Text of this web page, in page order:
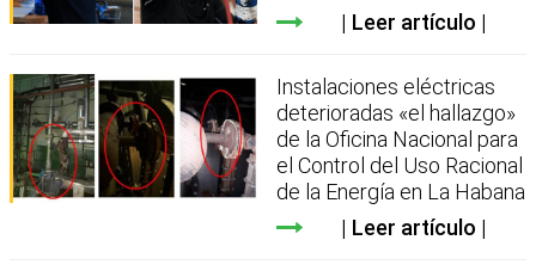
Leer artículo
Instalaciones eléctricas
deterioradas «el hallazgo»
de la Oficina Nacional para
el Control del Uso Racional
de la Energía en La Habana
Leer artículo